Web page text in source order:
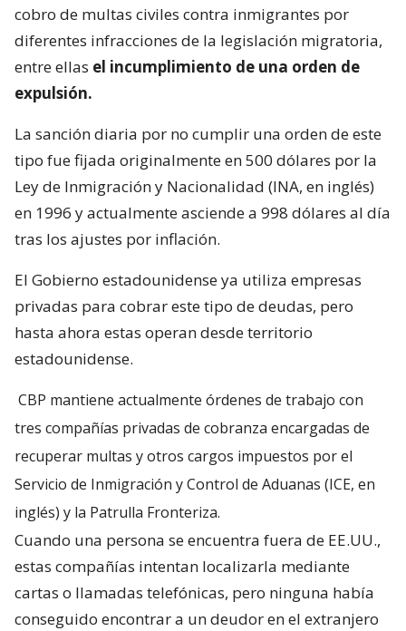
cobro de multas civiles contra inmigrantes por
diferentes infracciones de la legislación migratoria,
entre ellas el incumplimiento de una orden de
expulsión.
La sanción diaria por no cumplir una orden de este
tipo fue fijada originalmente en 500 dólares por la
Ley de Inmigración y Nacionalidad (INA, en inglés)
en 1996 y actualmente asciende a 998 dólares al día
tras los ajustes por inflación.
El Gobierno estadounidense ya utiliza empresas
privadas para cobrar este tipo de deudas, pero
hasta ahora estas operan desde territorio
estadounidense.
CBP mantiene actualmente órdenes de trabajo con
tres compañías privadas de cobranza encargadas de
recuperar multas y otros cargos impuestos por el
Servicio de Inmigración y Control de Aduanas (ICE, en
inglés) y la Patrulla Fronteriza.
Cuando una persona se encuentra fuera de EE.UU.,
estas compañías intentan localizarla mediante
cartas o llamadas telefónicas, pero ninguna había
conseguido encontrar a un deudor en el extranjero